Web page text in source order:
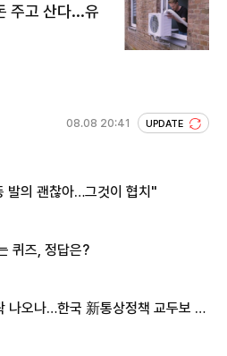
주고 산다...유
08.08 20:41 UPDATE
발의 괜찮아…그것이 협치"
퀴즈, 정답은?
나오나…한국 新통상정책 교두보 활